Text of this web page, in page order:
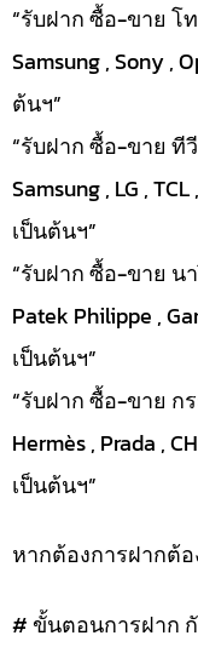
“รับฝาก ซื้อ-ขาย โ
Samsung , Sony ,
ต้นฯ”
“รับฝาก ซื้อ-ขาย ที
Samsung , LG ,
เป็นต้นฯ”
“รับฝาก ซื้อ-ขาย น
Patek Philippe ,
เป็นต้นฯ”
“รับฝาก ซื้อ-ขาย ก
Hermès , Prada ,
เป็นต้นฯ”
หากต้องการฝากต้อ
# ขั้นตอนการฝาก